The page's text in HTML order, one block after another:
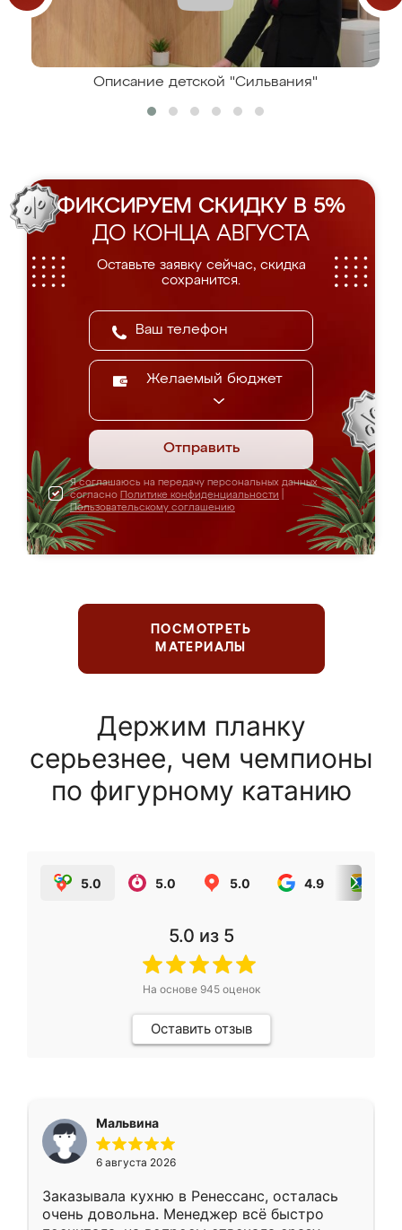
Описание детской "Сильвания"
ФИКСИРУЕМ СКИДКУ В 5%
ДО КОНЦА АВГУСТА
Оставьте заявку сейчас, скидка
сохранится.
Желаемый бюджет
Отправить
Я соглашаюсь на передачу персональных данных
согласно Политике конфиденциальности
Пользовательскому соглашению
ПОСМОТРЕТЬ
МАТЕРИАЛЫ
Держим планку
серьезнее, чем чемпионы
по фигурному катанию
5.0 5.0 5.0 4.9
5.0 из 5
На основе 945оценок
Оставить отзыв
Мальвина
6 августа 2026
Заказывала кухню в Ренессанс, осталась
очень довольна. Менеджер всё быстро